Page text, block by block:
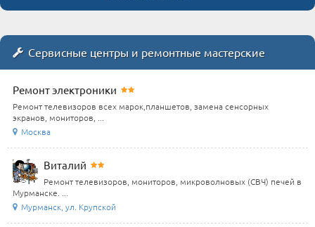
Сервисные центры и ремонтные мастерские
Ремонт электроники
Ремонт телевизоров всех марок,планшетов, замена сенсорных
экранов, мониторов, ...
Москва
Виталий
Ремонт телевизоров, мониторов, микроволновых (СВЧ) печей в
Мурманске. ...
Мурманск, ул. Крупской